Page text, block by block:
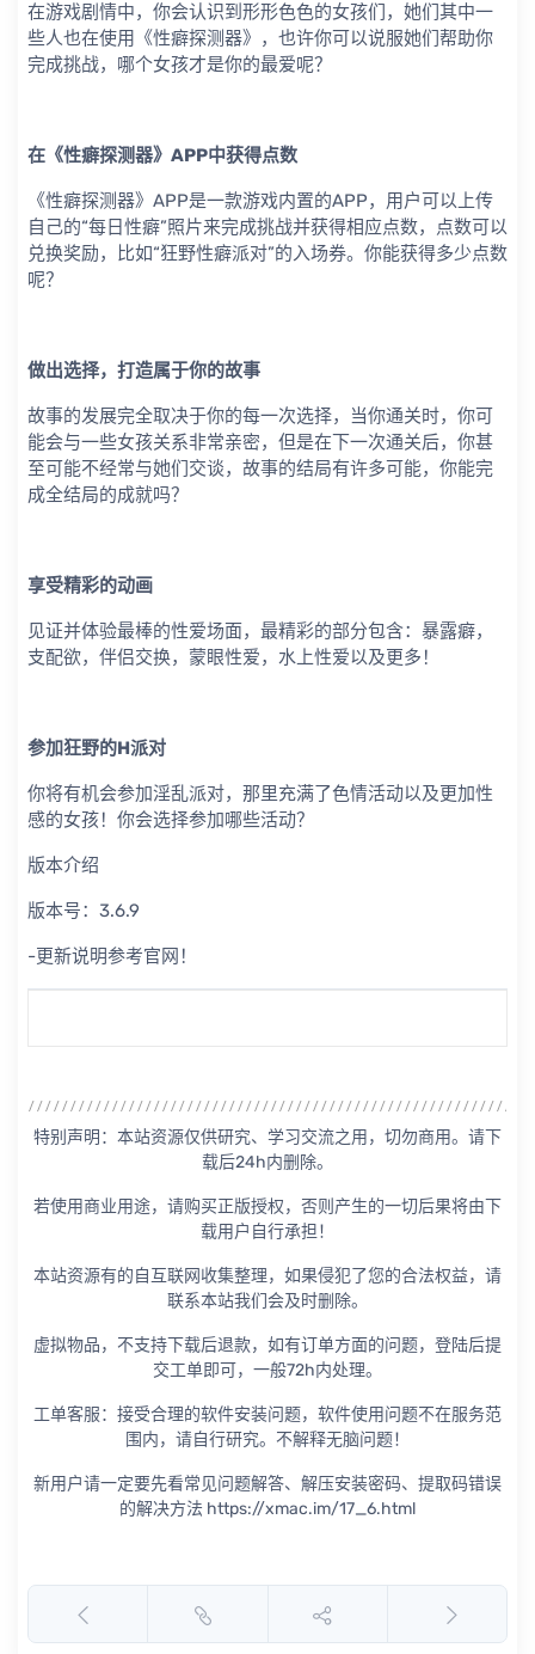
在游戏剧情中，你会认识到形形色色的女孩们，她们其中一
些人也在使用《性癖探测器》，也许你可以说服她们帮助你
完成挑战，哪个女孩才是你的最爱呢？
在《性癖探测器》APP中获得点数
《性癖探测器》APP是一款游戏内置的APP，用户可以上传
自己的“每日性癖”照片来完成挑战并获得相应点数，点数可以
兑换奖励，比如“狂野性癖派对”的入场券。你能获得多少点数
呢？
做出选择，打造属于你的故事
故事的发展完全取决于你的每一次选择，当你通关时，你可
能会与一些女孩关系非常亲密，但是在下一次通关后，你甚
至可能不经常与她们交谈，故事的结局有许多可能，你能完
成全结局的成就吗？
享受精彩的动画
见证并体验最棒的性爱场面，最精彩的部分包含：暴露癖，
支配欲，伴侣交换，蒙眼性爱，水上性爱以及更多！
参加狂野的H派对
你将有机会参加淫乱派对，那里充满了色情活动以及更加性
感的女孩！你会选择参加哪些活动？
版本介绍
版本号：3.6.9
-更新说明参考官网！
特别声明：本站资源仅供研究、学习交流之用，切勿商用。请下
载后24h内删除。
若使用商业用途，请购买正版授权，否则产生的一切后果将由下
载用户自行承担！
本站资源有的自互联网收集整理，如果侵犯了您的合法权益，请
联系本站我们会及时删除。
虚拟物品，不支持下载后退款，如有订单方面的问题，登陆后提
交工单即可，一般72h内处理。
工单客服：接受合理的软件安装问题，软件使用问题不在服务范
围内，请自行研究。不解释无脑问题！
新用户请一定要先看常见问题解答、解压安装密码、提取码错误
的解决方法 https://xmac.im/17_6.html